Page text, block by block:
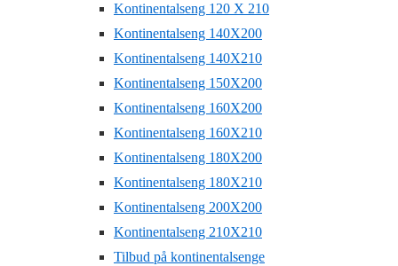
Kontinentalseng 120 X 210
Kontinentalseng 140X200
Kontinentalseng 140X210
Kontinentalseng 150X200
Kontinentalseng 160X200
Kontinentalseng 160X210
Kontinentalseng 180X200
Kontinentalseng 180X210
Kontinentalseng 200X200
Kontinentalseng 210X210
Tilbud på kontinentalsenge